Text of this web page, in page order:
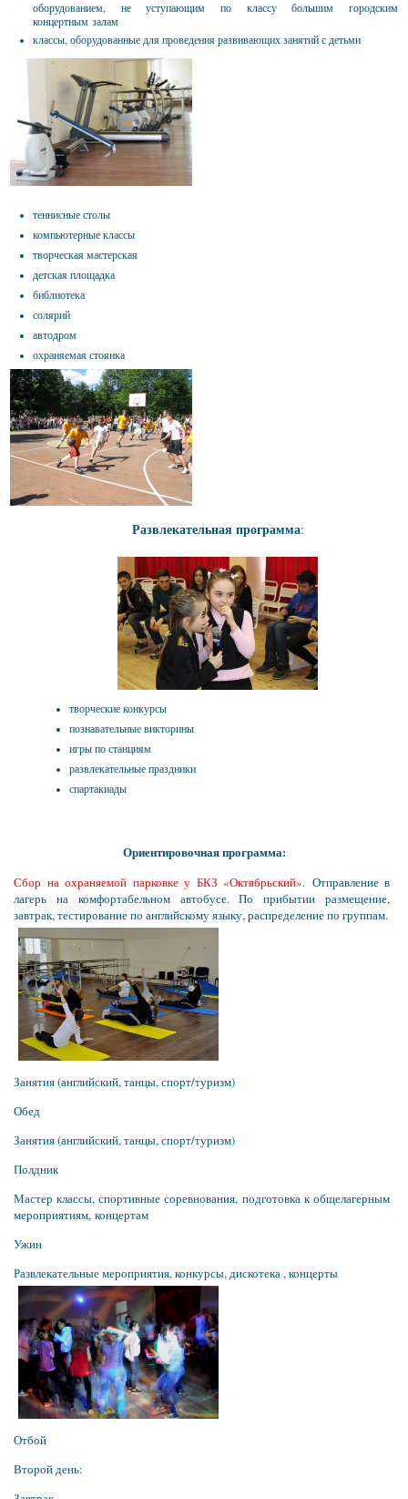
оборудованием, не уступающим по классу большим городским
концертным залам
классы, оборудованные для проведения развивающих занятий с детьми
теннисные столы
компьютерные классы
творческая мастерская
детская площадка
библиотека
солярий
автодром
охраняемая стоянка
Развлекательная программа:
творческие конкурсы
познавательные викторины
игры по станциям
развлекательные праздники
спартакиады
Ориентировочная программа:
Сбор на охраняемой парковке у БКЗ «Октябрьский». Отправление в
лагерь на комфортабельном автобусе. По прибытии размещение,
завтрак, тестирование по английскому языку, распределение по группам.
Занятия (английский, танцы, спорт/туризм)
Обед
Занятия (английский, танцы, спорт/туризм)
Полдник
Мастер классы, спортивные соревнования, подготовка к общелагерным
мероприятиям, концертам
Ужин
Развлекательные мероприятия, конкурсы, дискотека , концерты
Отбой
Второй день: